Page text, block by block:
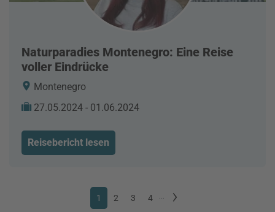
Naturparadies Montenegro: Eine Reise
voller Eindrücke
Montenegro
27.05.2024 - 01.06.2024
Reisebericht lesen
1 2 3 4